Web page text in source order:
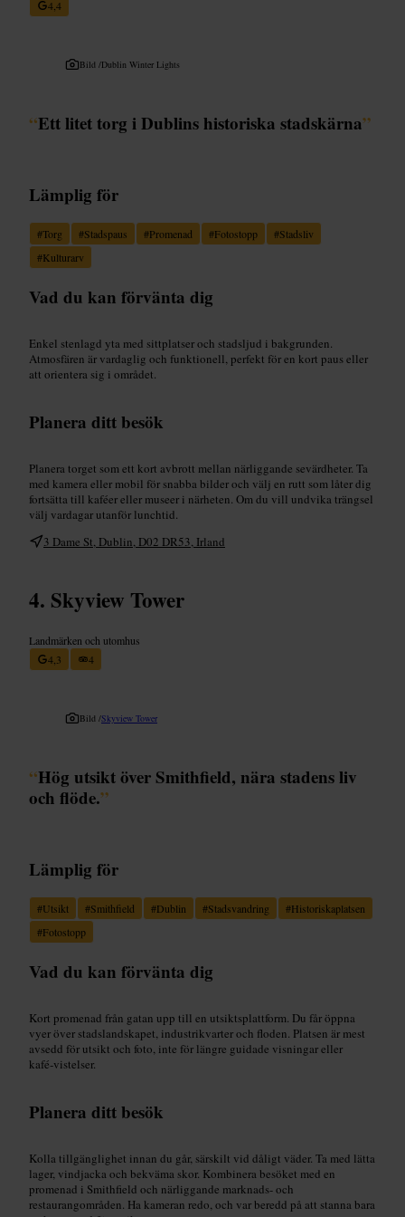
4,4
Bild /Dublin Winter Lights
“Ett litet torg i Dublins historiska stadskärna”
Lämplig för
#Torg #Stadspaus #Promenad #Fotostopp #Stadsliv
#Kulturarv
Vad du kan förvänta dig
Enkel stenlagd yta med sittplatser och stadsljud i bakgrunden.
Atmosfären är vardaglig och funktionell, perfekt för en kort paus eller
att orientera sig i området.
Planera ditt besök
Planera torget som ett kort avbrott mellan närliggande sevärdheter. Ta
med kamera eller mobil för snabba bilder och välj en rutt som låter dig
fortsätta till kaféer eller museer i närheten. Om du vill undvika trängsel
välj vardagar utanför lunchtid.
3 Dame St, Dublin, D02 DR53, Irland
Skyview Tower
Landmärken och utomhus
4,3
4
Bild /Skyview Tower
“Hög utsikt över Smithfield, nära stadens liv
och flöde.”
Lämplig för
#Utsikt #Smithfield #Dublin #Stadsvandring #Historiskaplatsen
#Fotostopp
Vad du kan förvänta dig
Kort promenad från gatan upp till en utsiktsplattform. Du får öppna
vyer över stadslandskapet, industrikvarter och floden. Platsen är mest
avsedd för utsikt och foto, inte för längre guidade visningar eller
kafé‑vistelser.
Planera ditt besök
Kolla tillgänglighet innan du går, särskilt vid dåligt väder. Ta med lätta
lager, vindjacka och bekväma skor. Kombinera besöket med en
promenad i Smithfield och närliggande marknads- och
restaurangområden. Ha kameran redo, och var beredd på att stanna bara